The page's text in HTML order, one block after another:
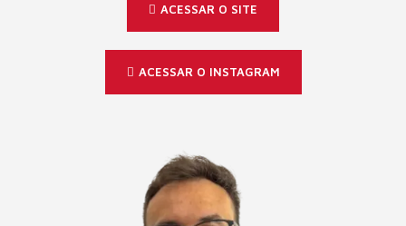
ACESSAR O SITE
ACESSAR O INSTAGRAM